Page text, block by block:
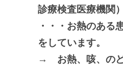
診療検査医療機関）
・・・お熱のある
をしています。
→ お熱、咳、のど